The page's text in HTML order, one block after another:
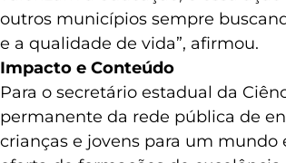
outros municípios sempre
e a qualidade de vida”, afirmou.
Impacto e Conteúdo
Para o secretário estadual da
permanente da rede pública de
crianças e jovens para um